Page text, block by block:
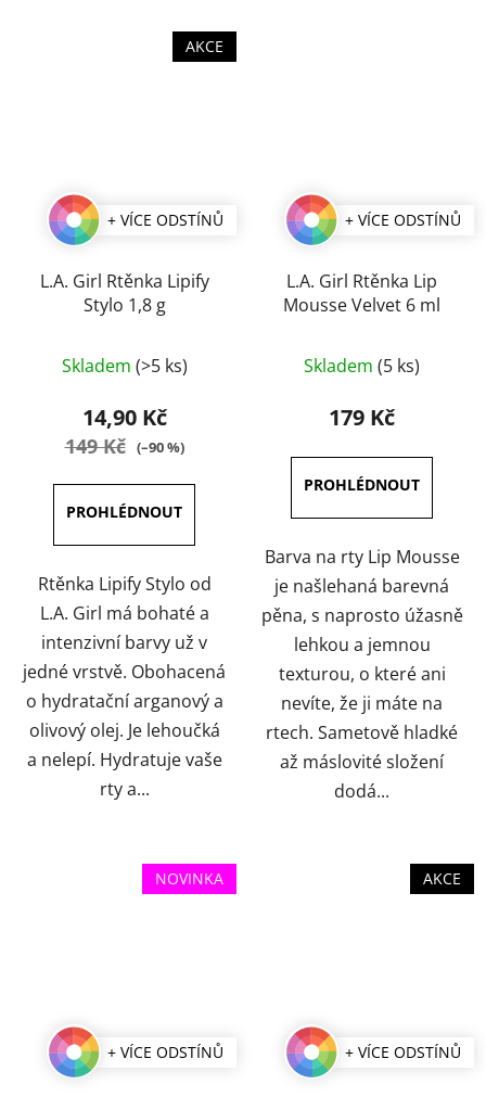
AKCE
+ VÍCE ODSTÍNŮ
L.A. Girl Rtěnka Lipify
Stylo 1,8 g
hodnocení
produktu
je
5
hvězdiček.
Skladem (>5 ks)
14,90 Kč
149 Kč (–90 %)
Rtěnka Lipify Stylo od
L.A. Girl má bohaté a
intenzivní barvy už v
jedné vrstvě. Obohacená
o hydratační arganový a
olivový olej. Je lehoučká
a nelepí. Hydratuje vaše
rty a...
+ VÍCE ODSTÍNŮ
L.A. Girl Rtěnka Lip
Mousse Velvet 6 ml
hodnocení
produktu
5,0
z
5
hvězdiček.
Skladem (5 ks)
179 Kč
Barva na rty Lip Mousse
je našlehaná barevná
pěna, s naprosto úžasně
lehkou a jemnou
texturou, o které ani
nevíte, že ji máte na
rtech. Sametově hladké
až máslovité složení
dodá...
NOVINKA
+ VÍCE ODSTÍNŮ
AKCE
+ VÍCE ODSTÍNŮ